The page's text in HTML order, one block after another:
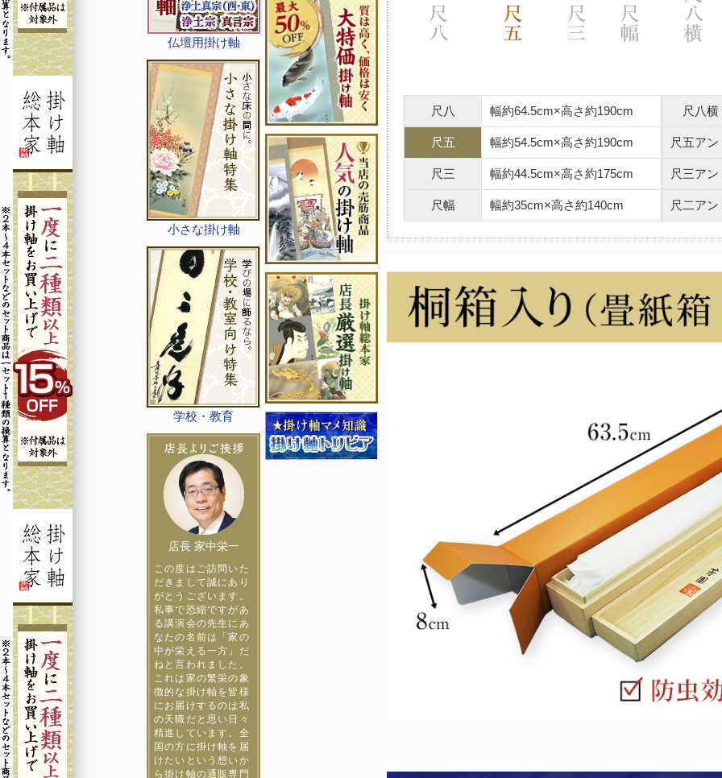
仏壇用掛け軸
小さな掛け軸
学校・教育
店長 家中栄一
この度はご訪問いた
だきまして誠にあり
がとうございます。
私事で恐縮ですがあ
る講演会の先生にあ
なたの名前は「家の
中が栄える一方」だ
ねと言われました。
これは家の繁栄の象
徴的な掛け軸を皆様
にお届けするのは私
の天職だと思い日々
精進しています。全
国の方に掛け軸を届
けたいという想いか
ら掛け軸の通販専門
尺八 幅約64.5cm×高さ約190cm
尺五 幅約54.5cm×高さ約190cm
尺三 幅約44.5cm×高さ約175cm
尺幅 幅約35cm×高さ約140cm
尺八横
尺五アン
尺三アン
尺二アン